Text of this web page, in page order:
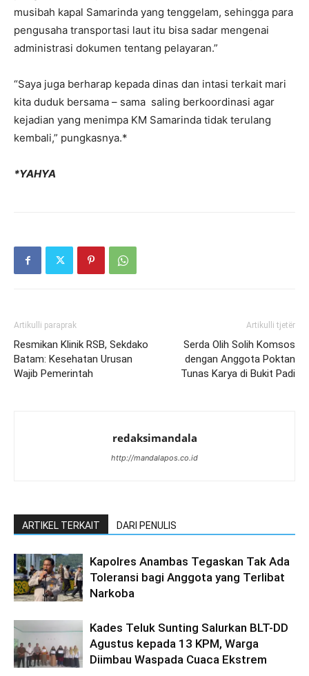
musibah kapal Samarinda yang tenggelam, sehingga para
pengusaha transportasi laut itu bisa sadar mengenai
administrasi dokumen tentang pelayaran.”
“Saya juga berharap kepada dinas dan intasi terkait mari
kita duduk bersama – sama saling berkoordinasi agar
kejadian yang menimpa KM Samarinda tidak terulang
kembali,” pungkasnya.*
*YAHYA
Artikulli paraprak
Resmikan Klinik RSB, Sekdako
Batam: Kesehatan Urusan
Wajib Pemerintah
Artikulli tjetër
Serda Olih Solih Komsos
dengan Anggota Poktan
Tunas Karya di Bukit Padi
redaksimandala
http://mandalapos.co.id
ARTIKEL TERKAIT DARI PENULIS
Kapolres Anambas Tegaskan Tak Ada
Toleransi bagi Anggota yang Terlibat
Narkoba
Kades Teluk Sunting Salurkan BLT-DD
Agustus kepada 13 KPM, Warga
Diimbau Waspada Cuaca Ekstrem